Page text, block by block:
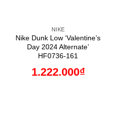
NIKE
Nike Dunk Low ‘Valentine’s
Day 2024 Alternate’
HF0736-161
1.222.000₫